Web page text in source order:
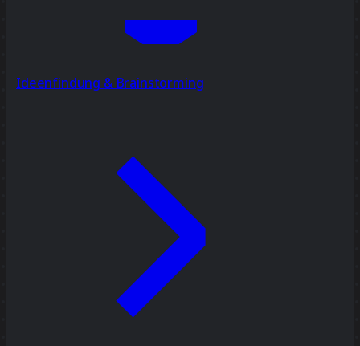
Ideenfindung & Brainstorming